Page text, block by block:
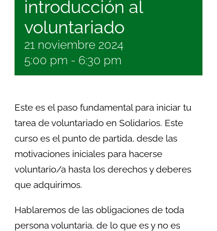
Buscar:
introducción al
voluntariado
21 noviembre 2024
5:00 pm - 6:30 pm
Este es el paso fundamental para iniciar tu
tarea de voluntariado en Solidarios. Este
curso es el punto de partida, desde las
motivaciones iniciales para hacerse
voluntario/a hasta los derechos y deberes
que adquirimos.
Hablaremos de las obligaciones de toda
persona voluntaria, de lo que es y no es